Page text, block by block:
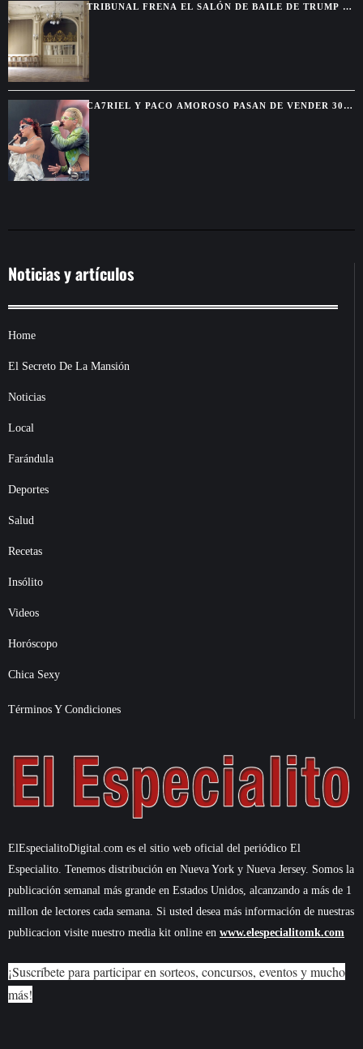
TRIBUNAL FRENA EL SALÓN DE BAILE DE TRUMP Y
CA7RIEL Y PACO AMOROSO PASAN DE VENDER 300
BOLETOS A REUNIR 15.000 FANS EN MÉXICO
Noticias y artículos
Home
El Secreto De La Mansión
Noticias
Local
Farándula
Deportes
Salud
Recetas
Insólito
Videos
Horóscopo
Chica Sexy
Términos Y Condiciones
ElEspecialitoDigital.com es el sitio web oficial del periódico El
Especialito. Tenemos distribución en Nueva York y Nueva Jersey. Somos la
publicación semanal más grande en Estados Unidos, alcanzando a más de 1
millon de lectores cada semana. Si usted desea más información de nuestras
publicacion visite nuestro media kit online en www.elespecialitomk.com
¡Suscríbete para participar en sorteos, concursos, eventos y mucho
más!